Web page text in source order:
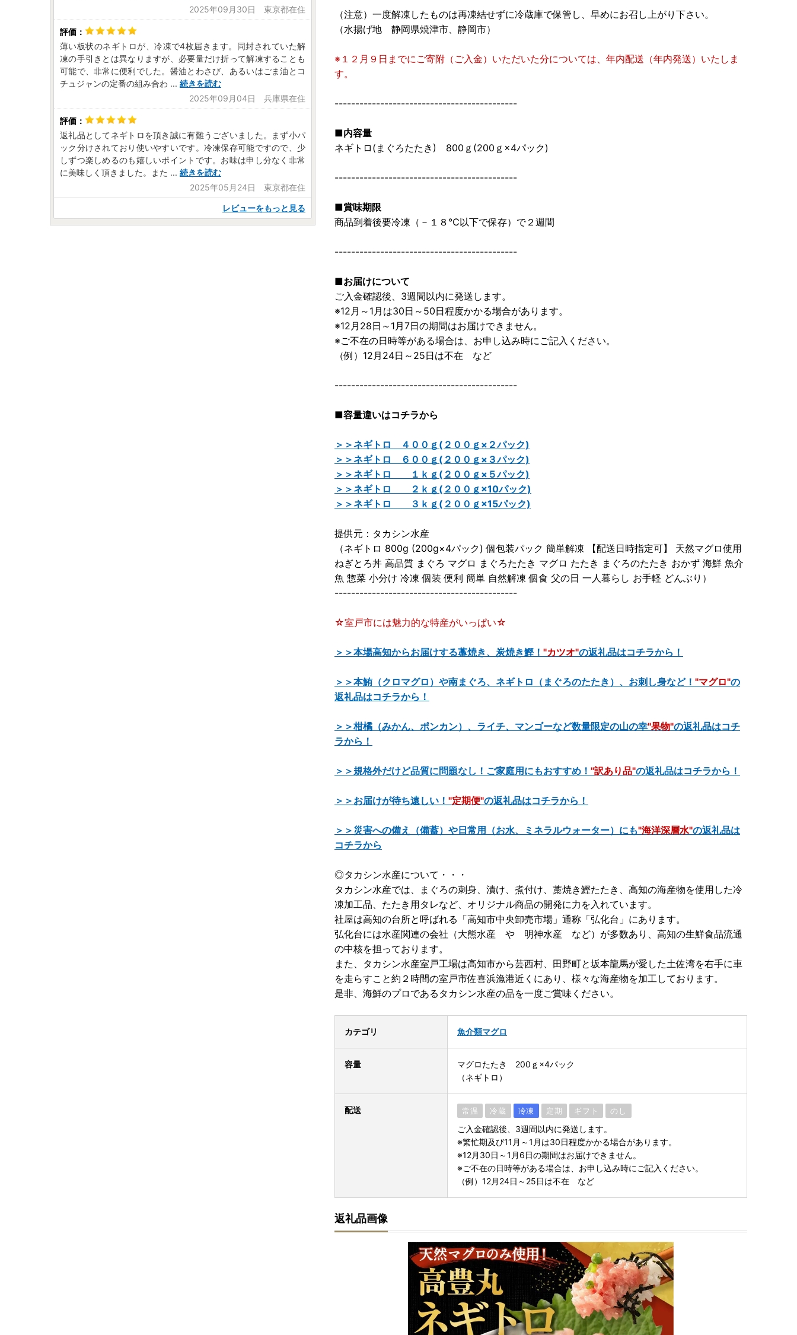
（注意）一度解凍したものは再凍結せずに冷蔵庫で保管し、早めにお召し上がり下さい。
（水揚げ地 静岡県焼津市、静岡市）
※１２月９日までにご寄附（ご入金）いただいた分については、年内配送（年内発送）いたしま
す。
--------------------------------------------
■内容量
ネギトロ(まぐろたたき) 800ｇ(200ｇ×4パック)
--------------------------------------------
■賞味期限
商品到着後要冷凍（－１８℃以下で保存）で２週間
--------------------------------------------
■お届けについて
ご入金確認後、3週間以内に発送します。
※12月～1月は30日～50日程度かかる場合があります。
※12月28日～1月7日の期間はお届けできません。
※ご不在の日時等がある場合は、お申し込み時にご記入ください。
（例）12月24日～25日は不在 など
--------------------------------------------
■容量違いはコチラから
＞＞ネギトロ ４００ｇ(２００ｇ×２パック)
＞＞ネギトロ ６００ｇ(２００ｇ×３パック)
＞＞ネギトロ １ｋｇ(２００ｇ×５パック)
＞＞ネギトロ ２ｋｇ(２００ｇ×10パック)
＞＞ネギトロ ３ｋｇ(２００ｇ×15パック)
提供元：タカシン水産
（ネギトロ 800g (200g×4パック) 個包装パック 簡単解凍 【配送日時指定可】 天然マグロ使用
ねぎとろ丼 高品質 まぐろ マグロ まぐろたたき マグロ たたき まぐろのたたき おかず 海鮮 魚介
魚 惣菜 小分け 冷凍 個装 便利 簡単 自然解凍 個食 父の日 一人暮らし お手軽 どんぶり）
--------------------------------------------
☆室戸市には魅力的な特産がいっぱい☆
＞＞本場高知からお届けする藁焼き、炭焼き鰹！ "カツオ"の返礼品はコチラから！
＞＞本鮪（クロマグロ）や南まぐろ、ネギトロ（まぐろのたたき）、お刺し身など！ "マグロ"の
返礼品はコチラから！
＞＞柑橘（みかん、ポンカン）、ライチ、マンゴーなど数量限定の山の幸"果物"の返礼品はコチ
ラから！
＞＞規格外だけど品質に問題なし！ご家庭用にもおすすめ！ "訳あり品"の返礼品はコチラから！
＞＞お届けが待ち遠しい！ "定期便"の返礼品はコチラから！
＞＞災害への備え（備蓄）や日常用（お水、ミネラルウォーター）にも"海洋深層水"の返礼品は
コチラから
◎タカシン水産について・・・
タカシン水産では、まぐろの刺身、漬け、煮付け、藁焼き鰹たたき、高知の海産物を使用した冷
凍加工品、たたき用タレなど、オリジナル商品の開発に力を入れています。
社屋は高知の台所と呼ばれる「高知市中央卸売市場」通称「弘化台」にあります。
弘化台には水産関連の会社（大熊水産 や 明神水産 など）が多数あり、高知の生鮮食品流通
の中核を担っております。
また、タカシン水産室戸工場は高知市から芸西村、田野町と坂本龍馬が愛した土佐湾を右手に車
を走らすこと約２時間の室戸市佐喜浜漁港近くにあり、様々な海産物を加工しております。
是非、海鮮のプロであるタカシン水産の品を一度ご賞味ください。
カテゴリ 魚介類マグロ
容量
マグロたたき 200ｇ×4パック
（ネギトロ）
配送 常温 冷蔵 冷凍 定期 ギフト のし
ご入金確認後、3週間以内に発送します。
※繁忙期及び11月～1月は30日程度かかる場合があります。
※12月30日～1月6日の期間はお届けできません。
※ご不在の日時等がある場合は、お申し込み時にご記入ください。
（例）12月24日～25日は不在 など
返礼品画像
2025年09月30日 東京都在住
薄い板状のネギトロが、冷凍で4枚届きます。同封されていた解
凍の手引きとは異なりますが、必要量だけ折って解凍することも
可能で、非常に便利でした。醤油とわさび、あるいはごま油とコ
チュジャンの定番の組み合わ ... 続きを読む
2025年09月04日 兵庫県在住
返礼品としてネギトロを頂き誠に有難うございました。まず小パ
ック分けされており使いやすいです。冷凍保存可能ですので、少
しずつ楽しめるのも嬉しいポイントです。お味は申し分なく非常
に美味しく頂きました。また ... 続きを読む
2025年05月24日 東京都在住
レビューをもっと見る